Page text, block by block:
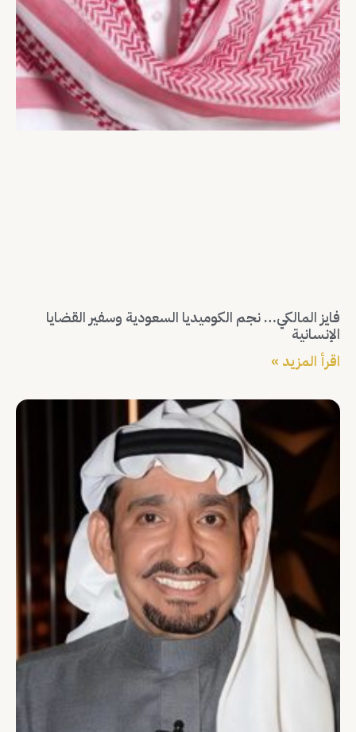
فايز المالكي… نجم الكوميديا السعودية وسفير القضايا
الإنسانية
اقرأ المزيد »